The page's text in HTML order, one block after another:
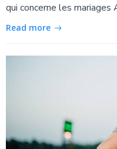
qui concerne les
Read more